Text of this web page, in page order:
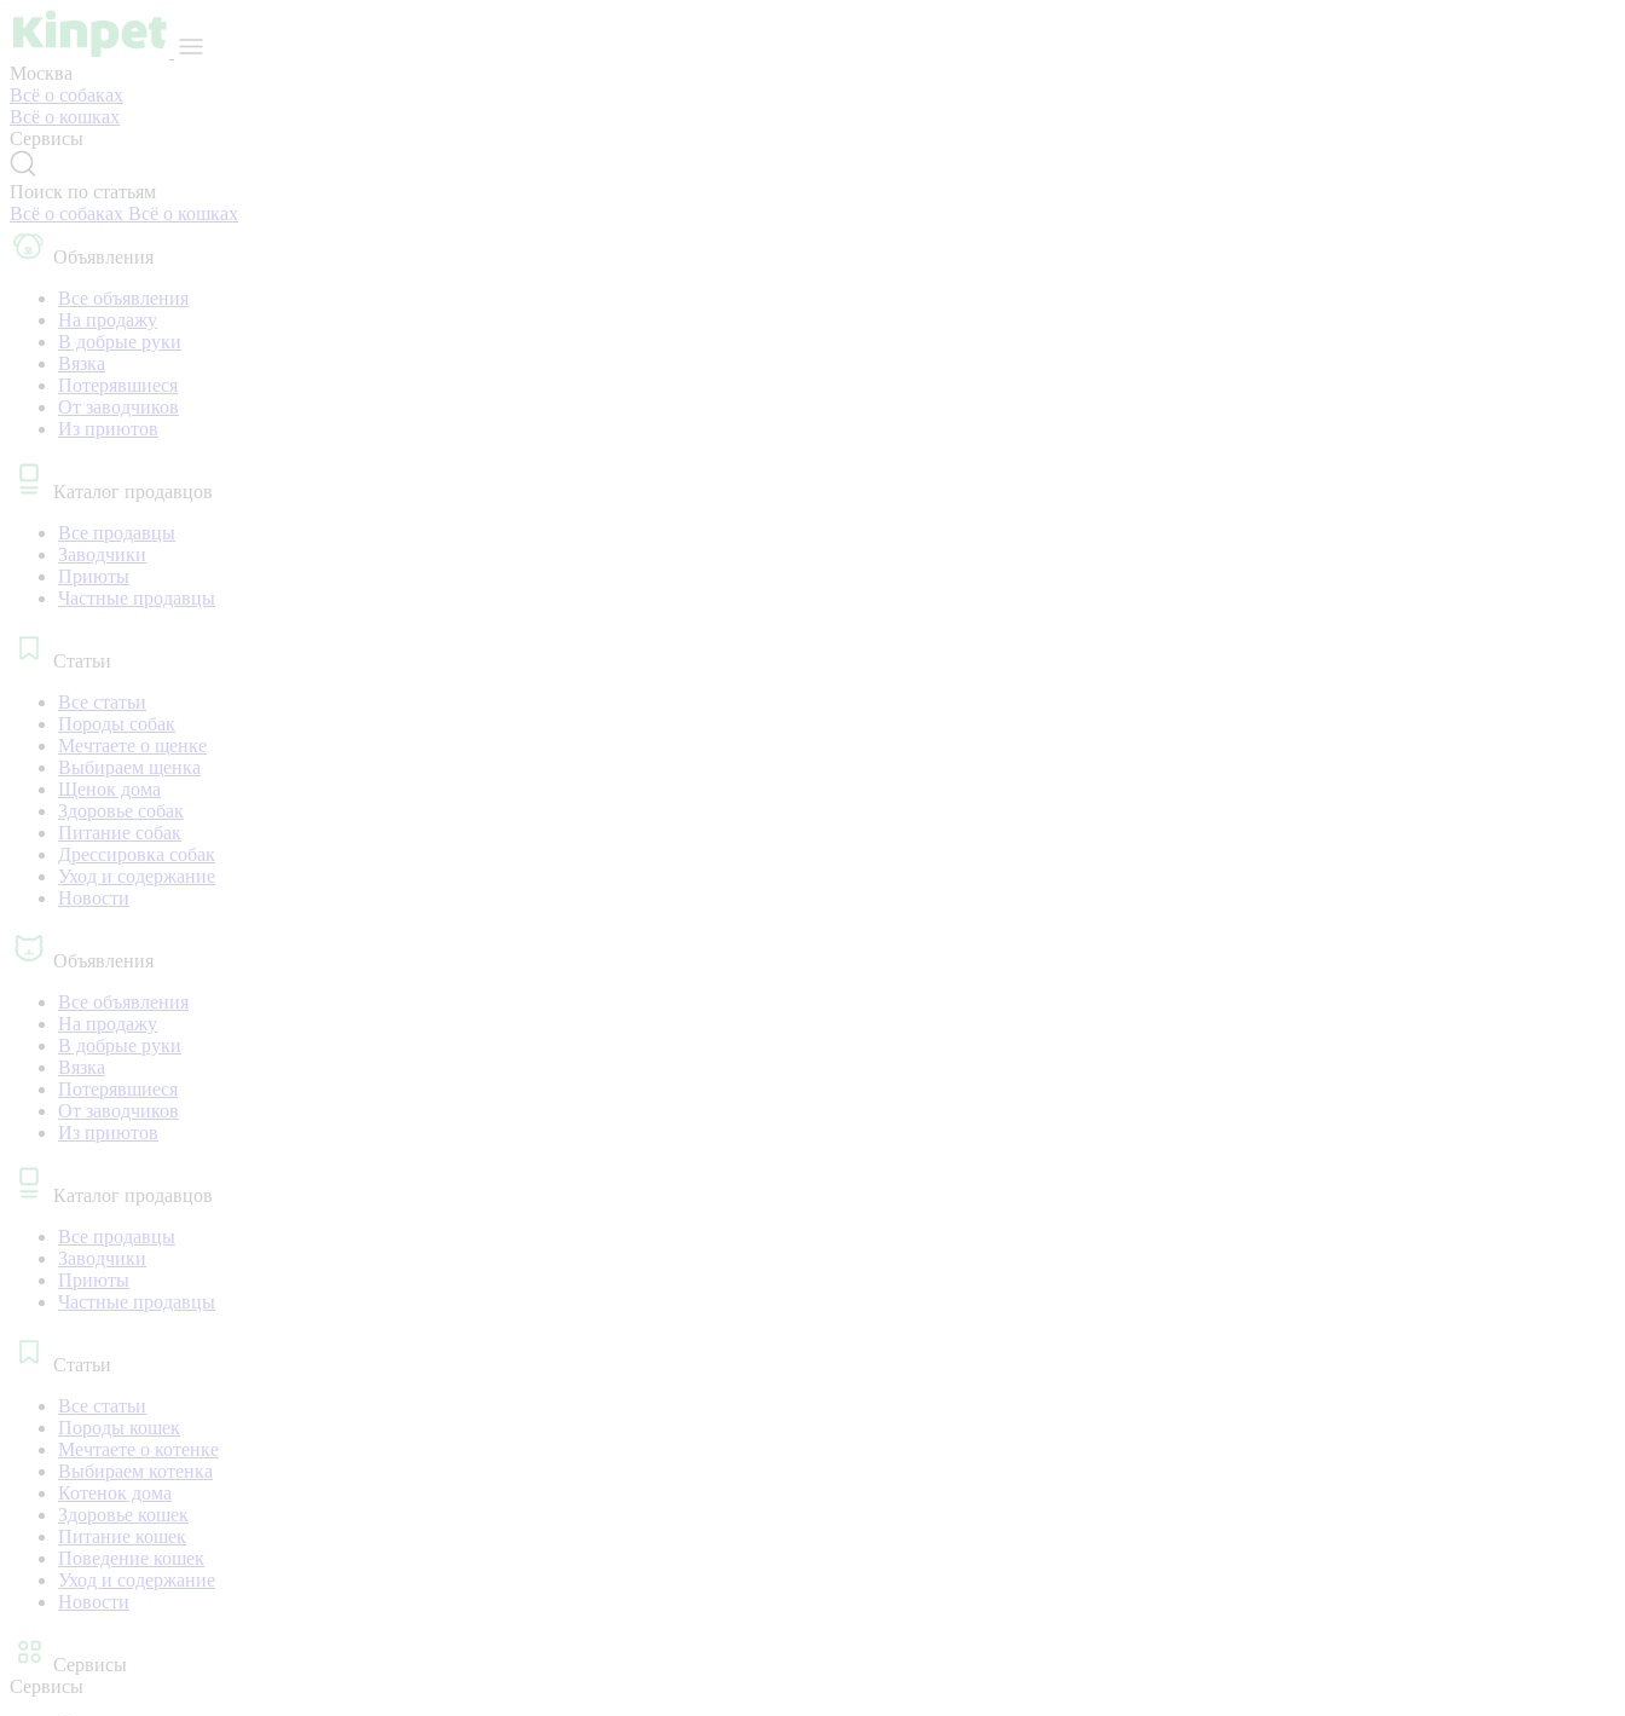
Москва
Всё о собаках
Всё о кошках
Сервисы
Поиск по статьям
Всё о собаках Всё о кошках
Объявления
Все объявления
На продажу
В добрые руки
Вязка
Потерявшиеся
От заводчиков
Из приютов
Каталог продавцов
Все продавцы
Заводчики
Приюты
Частные продавцы
Статьи
Все статьи
Породы собак
Мечтаете о щенке
Выбираем щенка
Щенок дома
Здоровье собак
Питание собак
Дрессировка собак
Уход и содержание
Новости
Объявления
Все объявления
На продажу
В добрые руки
Вязка
Потерявшиеся
От заводчиков
Из приютов
Каталог продавцов
Все продавцы
Заводчики
Приюты
Частные продавцы
Статьи
Все статьи
Породы кошек
Мечтаете о котенке
Выбираем котенка
Котенок дома
Здоровье кошек
Питание кошек
Поведение кошек
Уход и содержание
Новости
Сервисы
Сервисы